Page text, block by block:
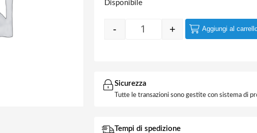
Disponibile
Quantity
- + Aggiungi al
Sicurezza
Tutte le transazioni sono gestite con sistema di
Tempi di spedizione